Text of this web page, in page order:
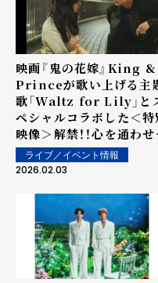
映画『鬼の花嫁』King &
Princeが歌い上げる主
歌「Waltz for Lily」と
ペシャルコラボした＜特
映像＞解禁！！心を通わせ
めた二人の、初々しさ溢れ
る＜新場面写真＞も到着！
ライブ／イベント情報
2026.02.03